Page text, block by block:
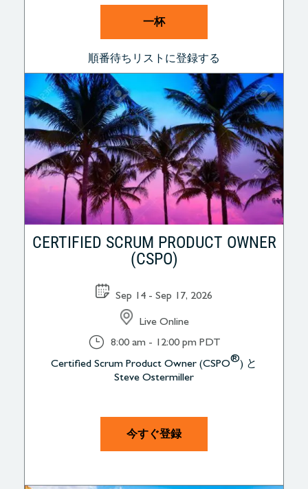
一杯
順番待ちリストに登録する
CERTIFIED SCRUM PRODUCT OWNER
(CSPO)
Sep 14 - Sep 17, 2026
Live Online
}
8:00 am - 12:00 pm PDT
Certified Scrum Product Owner (CSPO®) と
Steve Ostermiller
今すぐ登録